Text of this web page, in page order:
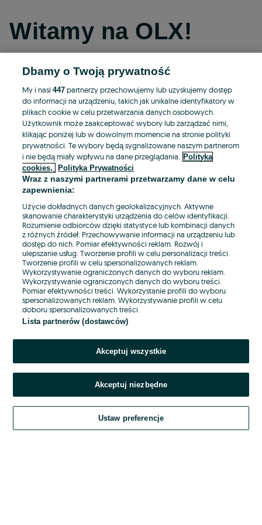
Witamy na OLX!
Kontynuuj przez Facebooka
Kontynuuj przez konto Apple
Kontynuuj przez konto Google
LUB
E-mail
Hasło
Nie pamiętasz hasła?
Zaloguj się
Kontynuując za pośrednictwem jednego z dostawców wskazanych powyżej,
Regulamin serwisu OLX.pl w jego aktualnym brzmieniu.
Dbamy o Twoją prywatność
My i nasi447 partnerzy przechowujemy lub uzyskujemy dostęp
do informacji na urządzeniu, takich jak unikalne identyfikatory w
plikach cookie w celu przetwarzania danych osobowych.
Użytkownik może zaakceptować wybory lub zarządzać nimi,
klikając poniżej lub w dowolnym momencie na stronie polityki
prywatności. Te wybory będą sygnalizowane naszym partnerom
i nie będą miały wpływu na dane przeglądania.
Polityka
cookies,
Polityka Prywatności
Wraz z naszymi partnerami przetwarzamy dane w celu
zapewnienia:
Użycie dokładnych danych geolokalizacyjnych. Aktywne
skanowanie charakterystyki urządzenia do celów identyfikacji.
Rozumienie odbiorców dzięki statystyce lub kombinacji danych
z różnych źródeł. Przechowywanie informacji na urządzeniu lub
dostęp do nich. Pomiar efektywności reklam. Rozwój i
ulepszanie usług. Tworzenie profili w celu personalizacji treści.
Tworzenie profili w celu spersonalizowanych reklam.
Wykorzystywanie ograniczonych danych do wyboru reklam.
Wykorzystywanie ograniczonych danych do wyboru treści.
Pomiar efektywności treści. Wykorzystanie profili do wyboru
spersonalizowanych reklam. Wykorzystywanie profili w celu
doboru spersonalizowanych treści.
Lista partnerów (dostawców)
Akceptuj wszystkie
Akceptuj niezbędne
Ustaw preferencje